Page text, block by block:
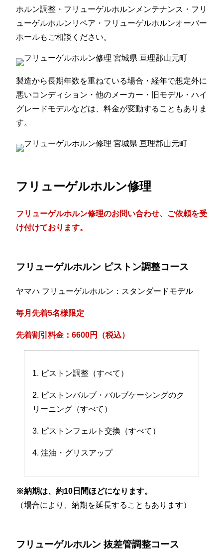
ホルン調整・フリューゲルホルンメンテナンス・フリ
ューゲルホルンリペア・フリューゲルホルンオーバー
ホールもご相談ください。
製造から長期年数を重ねている場合・経年で想定外に
悪いコンディション・他のメーカー・旧モデル・ハイ
グレードモデルなどは、料金が変動することもありま
す。
フリューゲルホルン修理
フリューゲルホルン修理のお問い合わせ、ご依頼を受
け付けております。
フリューゲルホルン ピストン調整コース
ヤマハ フリューゲルホルン：スタンダードモデル
毎月先着5名様限定
先着割引料金：6600円（税込）
1. ピストン調整（すべて）
2. ピストンバルブ・バルブケーシングのク
リーニング（すべて）
3. ピストンフェルト交換（すべて）
4. 注油・グリスアップ
※納期は、約10日間ほどになります。
（場合により、納期を延長することもあります）
フリューゲルホルン 抜差管調整コース